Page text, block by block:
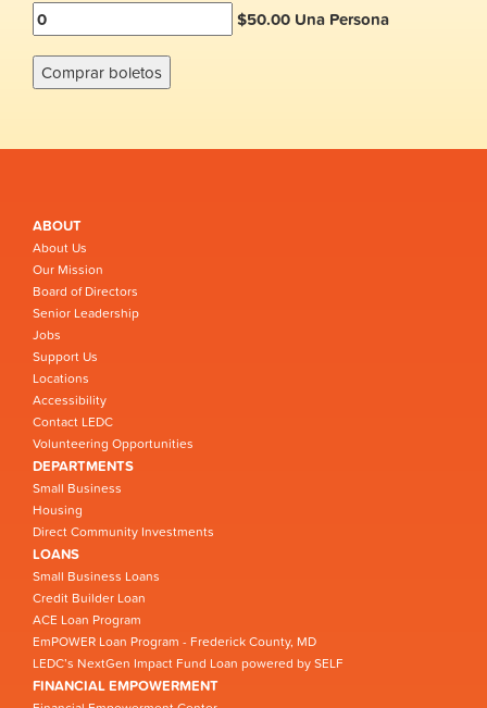
$50.00 Una Persona
ABOUT
About Us
Our Mission
Board of Directors
Senior Leadership
Jobs
Support Us
Locations
Accessibility
Contact LEDC
Volunteering Opportunities
DEPARTMENTS
Small Business
Housing
Direct Community Investments
LOANS
Small Business Loans
Credit Builder Loan
ACE Loan Program
EmPOWER Loan Program - Frederick County, MD
LEDC’s NextGen Impact Fund Loan powered by SELF
FINANCIAL EMPOWERMENT